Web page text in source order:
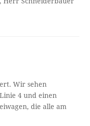
Wir sehen
4 und einen
die alle am